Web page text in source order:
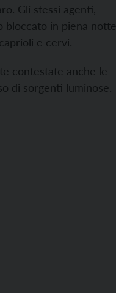
Gli stessi agenti,
bloccato in piena notte,
e cervi.
contestate anche le
di sorgenti luminose.